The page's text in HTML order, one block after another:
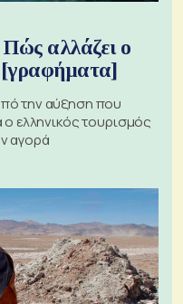
αλλάζει ο
[γραφήματα]
την αύξηση που
ο ελληνικός τουρισμός
αγορά